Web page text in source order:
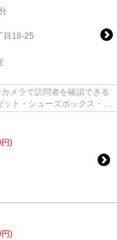
目18-25
メラで訪問者を確認できる
ト・シューズボックス・全
)
)